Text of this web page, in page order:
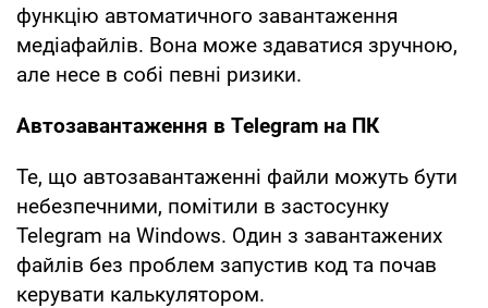
функцію автоматичного завантаження
медіафайлів. Вона може здаватися зручною,
але несе в собі певні ризики.
Автозавантаження в Telegram на ПК
Те, що автозавантаженні файли можуть бути
небезпечними, помітили в застосунку
Telegram на Windows. Один з завантажених
файлів без проблем запустив код та почав
керувати калькулятором.